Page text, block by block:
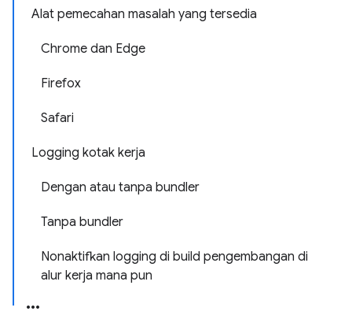
Alat pemecahan masalah yang tersedia
Chrome dan Edge
Firefox
Safari
Logging kotak kerja
Dengan atau tanpa bundler
Tanpa bundler
Nonaktifkan logging di build pengembangan di
alur kerja mana pun